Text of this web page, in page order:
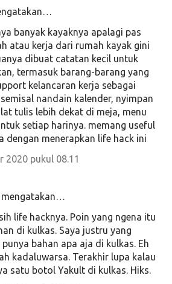
banyak kayaknya apalagi pas
atau kerja dari rumah kayak gini
dibuat catatan kecil untuk
termasuk barang-barang yang
kelancaran kerja sebagai
nandain kalender, nyimpan
tulis lebih dekat di meja, menu
setiap harinya. memang useful
dengan menerapkan life hack ini
2020 pukul 08.11
mengatakan…
life hacknya. Poin yang ngena itu
di kulkas. Saya justru yang
bahan apa aja di kulkas. Eh
kadaluwarsa. Terakhir lupa kalau
satu botol Yakult di kulkas. Hiks.